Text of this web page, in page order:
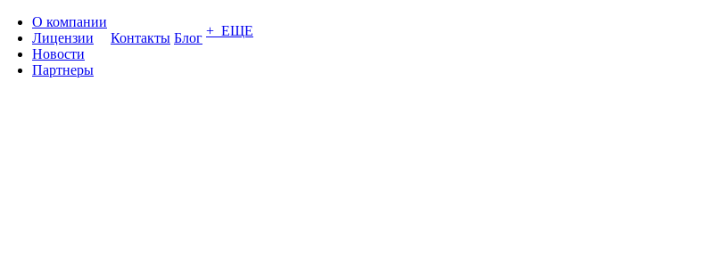
О компании
Лицензии
Новости
Партнеры
Контакты Блог + ЕЩЕ